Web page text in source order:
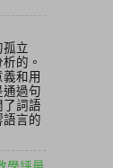
孤立
的。
和用
通過句
了詞語
語言的